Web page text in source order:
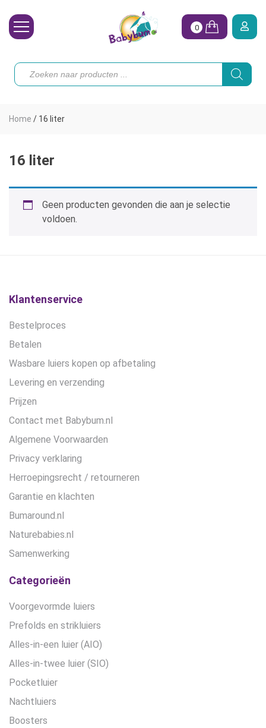
Toebehoren
Koopjes
Hoe begin ik?
0
Producten
zoeken
Home / 16 liter
16 liter
Geen producten gevonden die aan je selectie
voldoen.
Klantenservice
Bestelproces
Betalen
Wasbare luiers kopen op afbetaling
Levering en verzending
Prijzen
Contact met Babybum.nl
Algemene Voorwaarden
Privacy verklaring
Herroepingsrecht / retourneren
Garantie en klachten
Bumaround.nl
Naturebabies.nl
Samenwerking
Categorieën
Voorgevormde luiers
Prefolds en strikluiers
Alles-in-een luier (AIO)
Alles-in-twee luier (SIO)
Pocketluier
Nachtluiers
Boosters